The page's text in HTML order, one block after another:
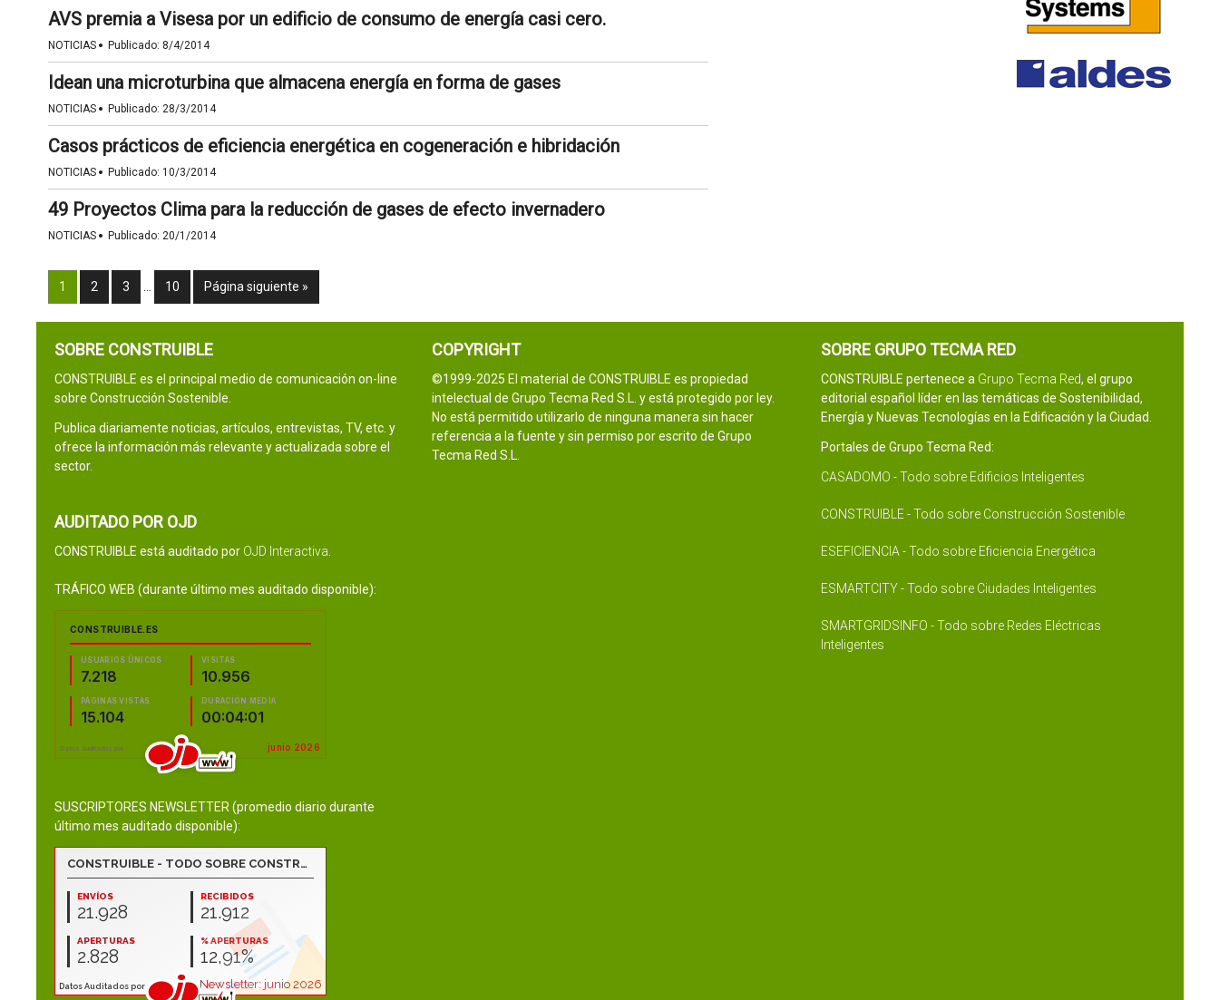
AVS premia a Visesa por un edificio de consumo de energía casi cero.
NOTICIAS · Publicado: 8/4/2014
Idean una microturbina que almacena energía en forma de gases
NOTICIAS · Publicado: 28/3/2014
Casos prácticos de eficiencia energética en cogeneración e hibridación
NOTICIAS · Publicado: 10/3/2014
49 Proyectos Clima para la reducción de gases de efecto invernadero
NOTICIAS · Publicado: 20/1/2014
1 2 3 10 Página siguiente »
SOBRE CONSTRUIBLE
CONSTRUIBLE es el principal medio de comunicación on-line
sobre Construcción Sostenible.
Publica diariamente noticias, artículos, entrevistas, TV, etc. y
ofrece la información más relevante y actualizada sobre el
sector.
AUDITADO POR OJD
CONSTRUIBLE está auditado por OJD Interactiva
TRÁFICO WEB (durante último mes auditado disponible):
SUSCRIPTORES NEWSLETTER (promedio diario durante
último mes auditado disponible):
COPYRIGHT
©1999-2025 El material de CONSTRUIBLE es propiedad
intelectual de Grupo Tecma Red S.L. y está protegido por ley.
No está permitido utilizarlo de ninguna manera sin hacer
referencia a la fuente y sin permiso por escrito de Grupo
Tecma Red S.L.
SOBRE GRUPO TECMA RED
CONSTRUIBLE pertenece a Grupo Tecma Red, el grupo
editorial español líder en las temáticas de Sostenibilidad,
Energía y Nuevas Tecnologías en la Edificación y la Ciudad.
Portales de Grupo Tecma Red:
CASADOMO - Todo sobre Edificios Inteligentes
CONSTRUIBLE - Todo sobre Construcción Sostenible
ESEFICIENCIA - Todo sobre Eficiencia Energética
ESMARTCITY - Todo sobre Ciudades Inteligentes
SMARTGRIDSINFO - Todo sobre Redes Eléctricas
Inteligentes